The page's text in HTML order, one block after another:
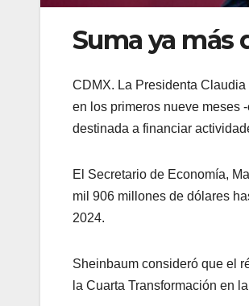
Suma ya más
CDMX. La Presidenta
en los primeros nueve meses
destinada a financiar
El Secretario de Economía,
mil 906 millones de dólares
2024.
Sheinbaum consideró que el
la Cuarta Transformación en